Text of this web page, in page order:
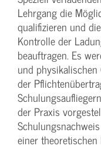
Lehrgang die
qualifizieren und
Kontrolle der
beauftragen. Es
und
der
der Praxis
einer